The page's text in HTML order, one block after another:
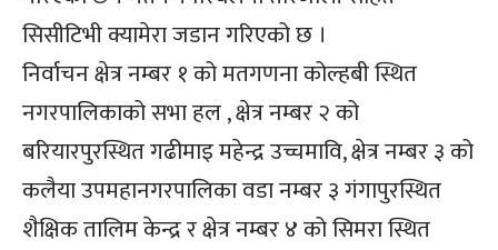
सिसीटिभी क्यामेरा जडान गरिएको छ ।
निर्वाचन क्षेत्र नम्बर १ को मतगणना कोल्हबी स्थित
नगरपालिकाको सभा हल , क्षेत्र नम्बर २ को
बरियारपुरस्थित गढीमाइ महेन्द्र उच्चमावि, क्षेत्र नम्बर ३ को
कलैया उपमहानगरपालिका वडा नम्बर ३ गंगापुरस्थित
शैक्षिक तालिम केन्द्र र क्षेत्र नम्बर ४ को सिमरा स्थित